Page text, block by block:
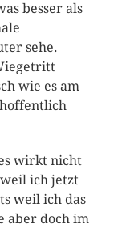
besser als
sehe.
wie es am
wirkt nicht
ich jetzt
weil ich das
aber doch im